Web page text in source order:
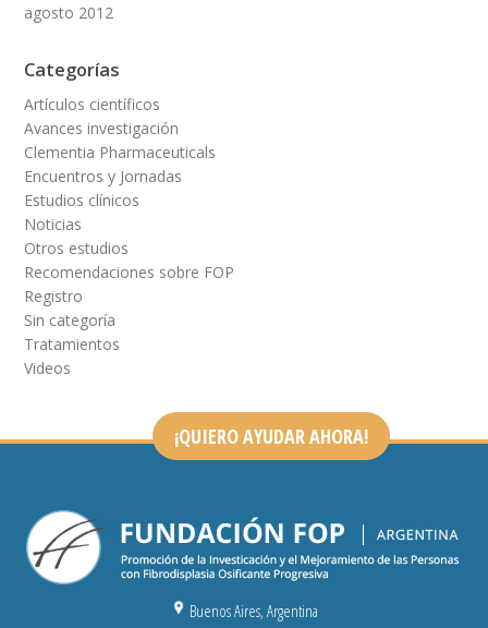
agosto 2012
Categorías
Artículos científicos
Avances investigación
Clementia Pharmaceuticals
Encuentros y Jornadas
Estudios clínicos
Noticias
Otros estudios
Recomendaciones sobre FOP
Registro
Sin categoría
Tratamientos
Videos
¡QUIERO AYUDAR AHORA!
Buenos Aires, Argentina